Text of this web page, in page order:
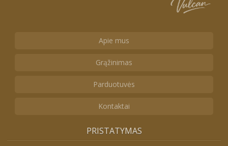
Apie mus
Grąžinimas
Parduotuvės
Kontaktai
PRISTATYMAS